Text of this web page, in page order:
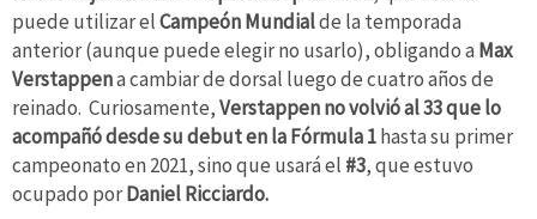
puede utilizar elCampeón Mundialde la temporada
anterior (aunque puede elegir no usarlo), obligando a Max
Verstappena cambiar de dorsal luego de cuatro años de
reinado. Curiosamente,Verstappen no volvió al 33 que lo
acompañó desde su debut en la Fórmula 1hasta su primer
campeonato en 2021, sino que usará el #3, que estuvo
ocupado porDaniel Ricciardo.